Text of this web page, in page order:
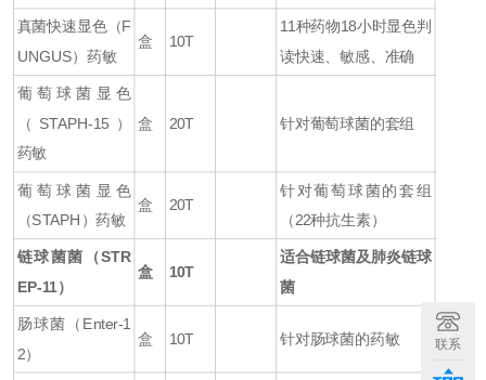
真菌快速显色（F
UNGUS）药敏
盒 10T
11种药物18小时显色判
读快速、敏感、准确
葡萄球菌显色
（ STAPH-15 ）
药敏
盒 20T 针对葡萄球菌的套组
葡萄球菌显色
（STAPH ）药敏
盒 20T
针对葡萄球菌的套组
（22种抗生素）
链球菌菌（STR
EP-11）
盒 10T
适合链球菌及肺炎链球
菌
肠球菌（ Enter-1
2）
盒 10T 针对肠球菌的药敏 联系